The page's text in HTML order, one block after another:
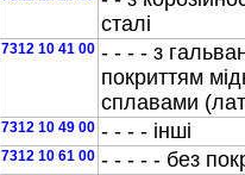
сталi
7312 10 41 00 - - - - з
покриттям
сплавами
7312 10 49 00 - - - - iншi
7312 10 61 00 - - - - - без